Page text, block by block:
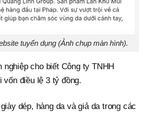
tuyển dụng (Ảnh chụp màn hình).
cho biết Công ty TNHH
vốn điều lệ 3 tỷ đồng.
dép, hàng da và giả da trong các